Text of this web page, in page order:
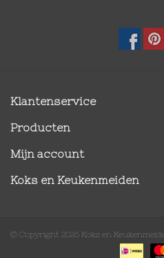
Klantenservice
Producten
Mijn account
Koks en Keukenmeiden
© Copyright 2026 Koks en